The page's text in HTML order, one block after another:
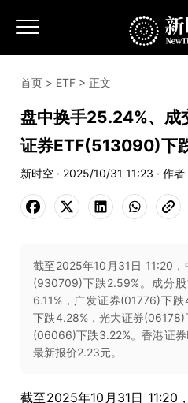
首页 > ETF > 正文
盘中换手25.24%、成
证券ETF(513090)下
新时空 · 2025/10/31 11:23 · 作
截至2025年10月31日 11:20
(930709)下跌2.59%。成分
6.11%，广发证券(01776)下
下跌4.28%，光大证券
(06066)下跌3.22%。香港证
最新报价2.23元。
截至2025年10 月 31日 11:20